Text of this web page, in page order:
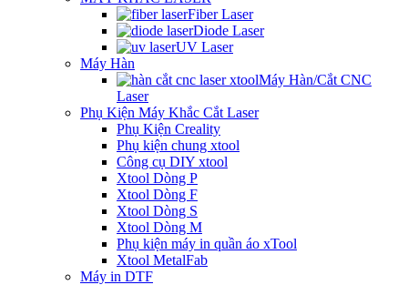
Fiber Laser
Diode Laser
UV Laser
Máy Hàn
Máy Hàn/Cắt CNC
Laser
Phụ Kiện Máy Khắc Cắt Laser
Phụ Kiện Creality
Phụ kiện chung xtool
Công cụ DIY xtool
Xtool Dòng P
Xtool Dòng F
Xtool Dòng S
Xtool Dòng M
Phụ kiện máy in quần áo xTool
Xtool MetalFab
Máy in DTF